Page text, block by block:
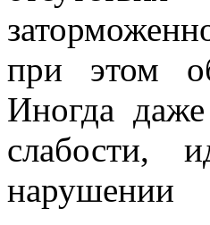
при этом
Иногда
слабости,